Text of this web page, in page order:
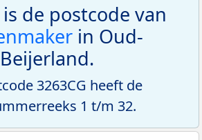
is de postcode van
in Oud-
Beijerland.
3263CG heeft de
1 t/m 32.